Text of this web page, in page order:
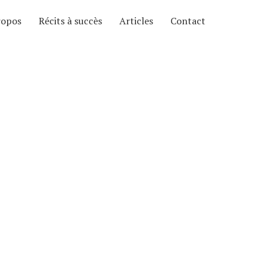
Récits à succès Articles Contact